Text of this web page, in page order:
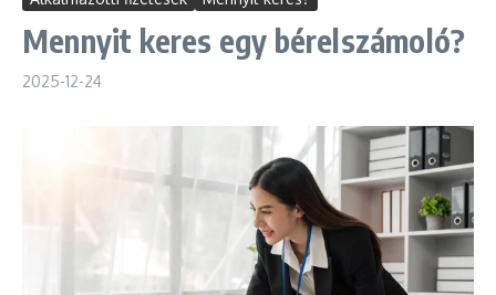
Mennyit keres egy bérelszámoló?
2025-12-24